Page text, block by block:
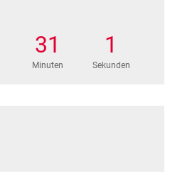
31
Minuten
1
Sekunden